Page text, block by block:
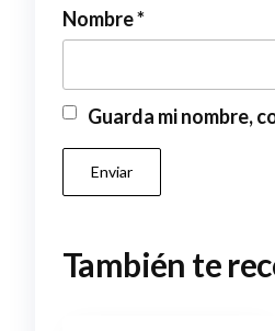
Nombre*
Guarda mi nombre,
También te